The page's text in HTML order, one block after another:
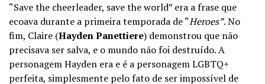
“Save the cheerleader, save the world” era a frase que
ecoava durante a primeira temporada de “Heroes”. No
fim, Claire (Hayden Panettiere) demonstrou que não
precisava ser salva, e o mundo não foi destruído. A
personagem Hayden era e é a personagem LGBTQ+
perfeita, simplesmente pelo fato de ser impossível de